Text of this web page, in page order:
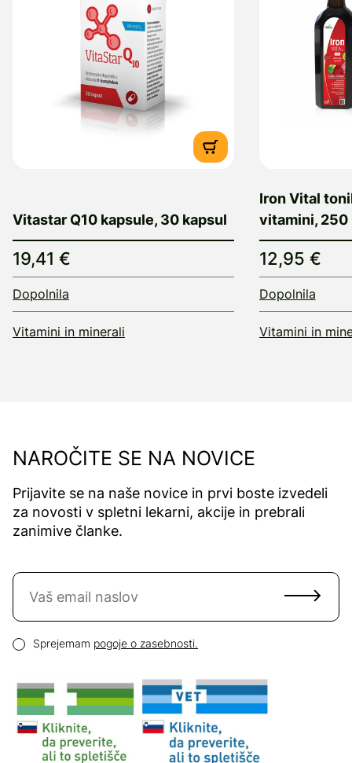
Vitastar Q10 kapsule, 30 kapsul
19,41 €
Dopolnila
Vitamini in minerali
Iron Vital
vitamini, 250
12,95 €
Dopolnila
Vitamini in
NAROČITE SE NA NOVICE
Prijavite se na naše novice in prvi boste izvedeli
za novosti v spletni lekarni, akcije in prebrali
zanimive članke.
Naročite se na novice
Pogoji zasebnosti
Sprejemam pogoje o zasebnosti.